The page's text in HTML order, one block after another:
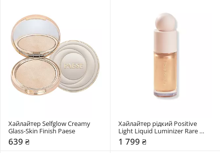
Хайлайтер Selfglow Creamy
Glass-Skin Finish Paese
639 ₴
Хайлайтер рідкий Positive
Light Liquid Luminizer Rare
Beauty
1 799 ₴